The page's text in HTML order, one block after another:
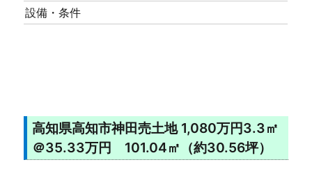
設備・条件
高知県高知市神田売土地 1,080万円3.3㎡
＠35.33万円 101.04㎡（約30.56坪）